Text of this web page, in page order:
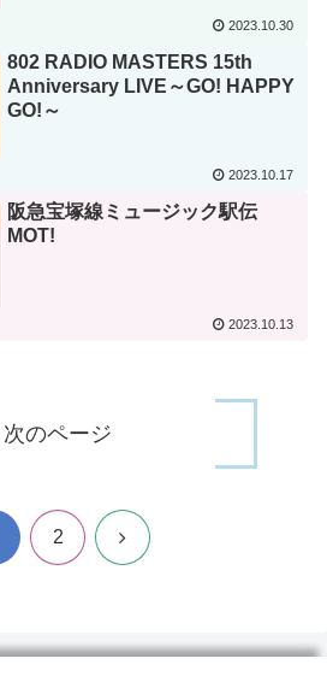
2023.10.30
802 RADIO MASTERS 15th
Anniversary LIVE～GO! HAPPY
GO!～
2023.10.17
阪急宝塚線ミュージック駅伝
MOT!
2023.10.13
次のページ
2 次